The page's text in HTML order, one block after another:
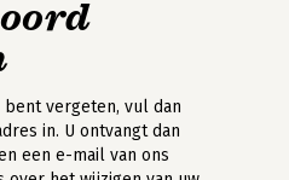
vergeten, vul dan
in. U ontvangt dan
een e-mail van ons